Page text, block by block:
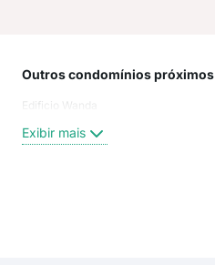
Outros condomínios próximos
Edificio Wanda
Exibir mais